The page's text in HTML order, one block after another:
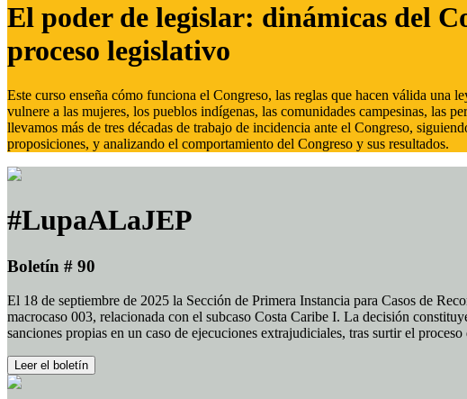
El poder de legislar: dinámicas del
proceso legislativo
Este curso enseña cómo funciona el Congreso, las reglas que hacen válida una
vulnere a las mujeres, los pueblos indígenas, las comunidades campesinas, las
llevamos más de tres décadas de trabajo de incidencia ante el Congreso,
proposiciones, y analizando el comportamiento del Congreso y sus resultados.
#LupaALaJEP
Boletín # 90
El 18 de septiembre de 2025 la Sección de Primera Instancia para Casos de
macrocaso 003, relacionada con el subcaso Costa Caribe I. La decisión
sanciones propias en un caso de ejecuciones extrajudiciales, tras surtir el
Leer el boletín